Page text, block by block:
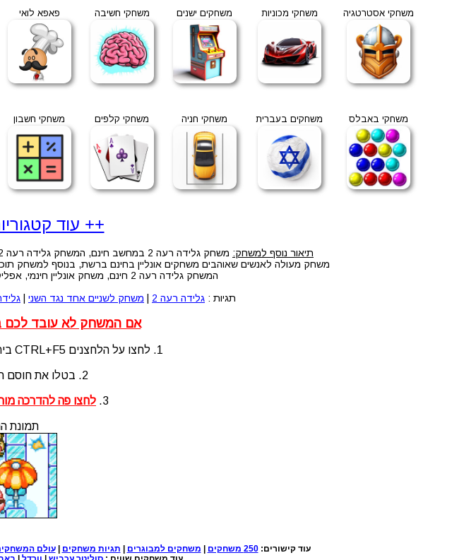
משחקי אסטרטגיה משחקי מכוניות משחקים ישנים משחקי חשיבה פאפא לואי
משחקי באבלס משחקים בעברית משחקי חניה משחקי קלפים משחקי חשבון
++ עוד
תיאור נוסף למשחק: משחק גלידה רעה 2 במחשב חינם, המשחק גלידה רעה 2 אונליין במחשב או בטלפון בחינם( יש לנו מאות משחקים שעובדים בפלאפון )
משחק מעולה לאנשים שאוהבים משחקים אונליין בחינם ברשת, בנוסף למשחק
המשחק גלידה רעה 2 חינם, משחק אונליין חינמי, אפליקציה של גלידה רעה 2 לטלפון או למחשב ללא הורדה
תגיות : גלידה רעה 2 משחק לשניים אחד נגד השני
אם המשחק לא עובד לכם
1. לחצו על הלחצנים CTRL+F5 ביחד לעשות טעינה מחדש של העמוד
2. בטלו את חוסם הפרסומות באתר יויו
3. לחצו פה להדרכה
תמונת
עוד קישורים:250 משחקים משחקים למבוגרים תגיות משחקים |עולם